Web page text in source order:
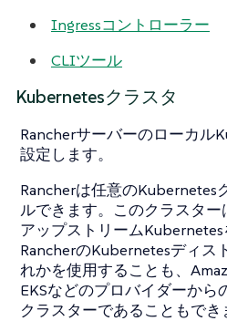
Ingressコントローラー
CLIツール
Kubernetesクラスタ
Rancherサーバーのローカル
設定します。
Rancherは任意のKubernetes
ルできます。このクラスター
アップストリームKubernetes
RancherのKubernetesディス
れかを使用することも、
EKSなどのプロバイダーから
クラスターであることもでき